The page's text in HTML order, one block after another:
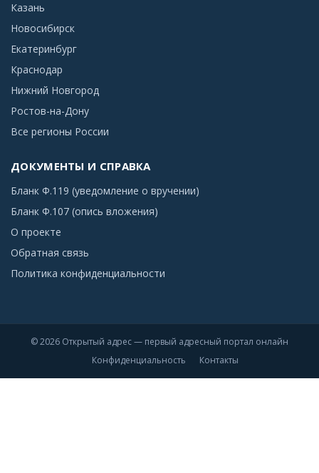
Казань
Новосибирск
Екатеринбург
Краснодар
Нижний Новгород
Ростов-на-Дону
Все регионы России
ДОКУМЕНТЫ И СПРАВКА
Бланк Ф.119 (уведомление о вручении)
Бланк Ф.107 (опись вложения)
О проекте
Обратная связь
Политика конфиденциальности
© 2026 Открытый адрес — первый адресный портал онлайн
Конфиденциальность
Контакты